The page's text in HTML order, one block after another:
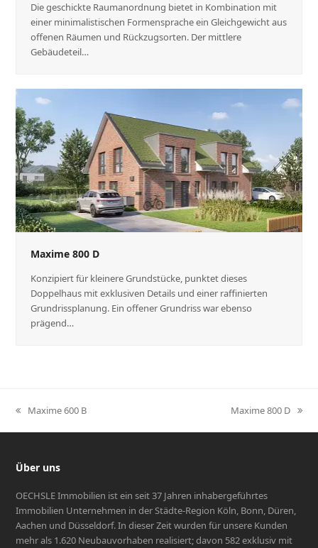
Die geschickte Raumanordnung bietet in Kombination mit
einer minimalistischen Formensprache ein Gleichgewicht aus
offenen Räumen und Rückzugsorten. Der mittlere
Gebäudeteil…
Maxime 800 D
Konzipiert für kleinere Grundstücke, punktet dieses
Doppelhaus mit exklusiven Details und einer raffinierten
Grundrissplanung. Ein offener Grundriss war ebenso
prägend…
vorheriger
Beitrag:
Maxime 600 B
Nächster
Beitrag:
Maxime 800 D
Über uns
OECHSLE Immobilien ist ein seit 37 Jahren inhabergeführtes
Immobilien Unternehmen in der Städte-Region Köln, Bonn, Düren,
Aachen und Düsseldorf. In dieser Zeit wurden für unsere Kunden
mehr als 1.620 Neubauvorhaben realisiert; davon 582 exklusiv mit